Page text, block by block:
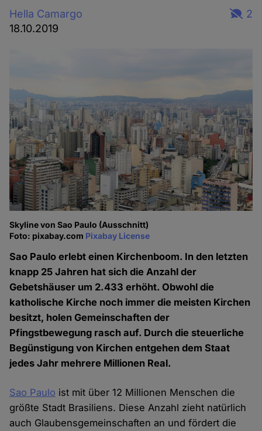
Hella Camargo
18.10.2019
2
Skyline von Sao Paulo (Ausschnitt)
Foto: pixabay.com Pixabay License
Sao Paulo erlebt einen Kirchenboom. In den letzten
knapp 25 Jahren hat sich die Anzahl der
Gebetshäuser um 2.433 erhöht. Obwohl die
katholische Kirche noch immer die meisten Kirchen
besitzt, holen Gemeinschaften der
Pfingstbewegung rasch auf. Durch die steuerliche
Begünstigung von Kirchen entgehen dem Staat
jedes Jahr mehrere Millionen Real.
Sao Paulo ist mit über 12 Millionen Menschen die
größte Stadt Brasiliens. Diese Anzahl zieht natürlich
auch Glaubensgemeinschaften an und fördert die